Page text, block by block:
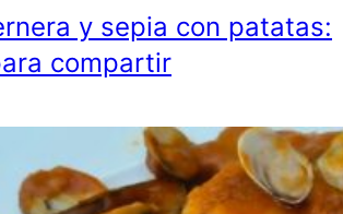
y sepia con patatas:
compartir